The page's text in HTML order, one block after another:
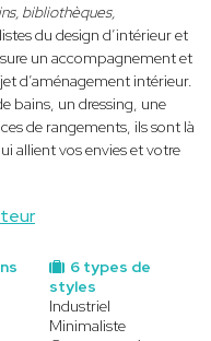
bibliothèques,
du design d’intérieur et
un accompagnement et
d’aménagement intérieur.
bains, un dressing, une
de rangements, ils sont là
allient vos envies et votre
6 types de
styles
Industriel
Minimaliste